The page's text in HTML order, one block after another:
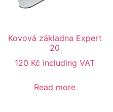
Kovová základna Expert
20
120 Kč including VAT
Read more